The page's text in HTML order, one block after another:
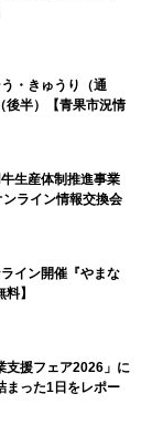
・きゅうり（通
後半）【青果市況情
生産体制推進事業
ライン情報交換会
イン開催『やまな
】
支援フェア2026」に
まった1日をレポー